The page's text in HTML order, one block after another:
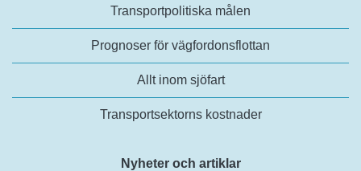
Transportpolitiska målen
Prognoser för vägfordonsflottan
Allt inom sjöfart
Transportsektorns kostnader
Nyheter och artiklar